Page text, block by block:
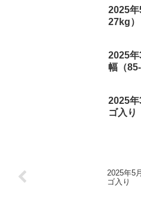
2025
27kg）
2025
幅（
2025
ゴ入り
2025年5
ゴ入り